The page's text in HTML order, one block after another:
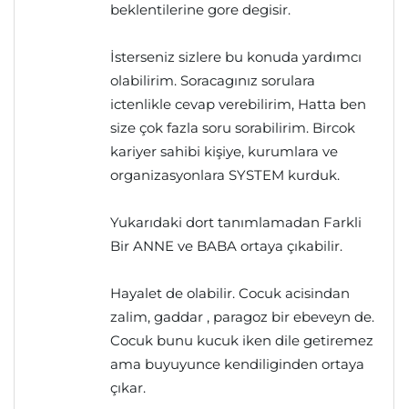
beklentilerine gore degisir.
İsterseniz sizlere bu konuda yardımcı
olabilirim. Soracagınız sorulara
ictenlikle cevap verebilirim, Hatta ben
size çok fazla soru sorabilirim. Bircok
kariyer sahibi kişiye, kurumlara ve
organizasyonlara SYSTEM kurduk.
Yukarıdaki dort tanımlamadan Farkli
Bir ANNE ve BABA ortaya çıkabilir.
Hayalet de olabilir. Cocuk acisindan
zalim, gaddar , paragoz bir ebeveyn de.
Cocuk bunu kucuk iken dile getiremez
ama buyuyunce kendiliginden ortaya
çıkar.